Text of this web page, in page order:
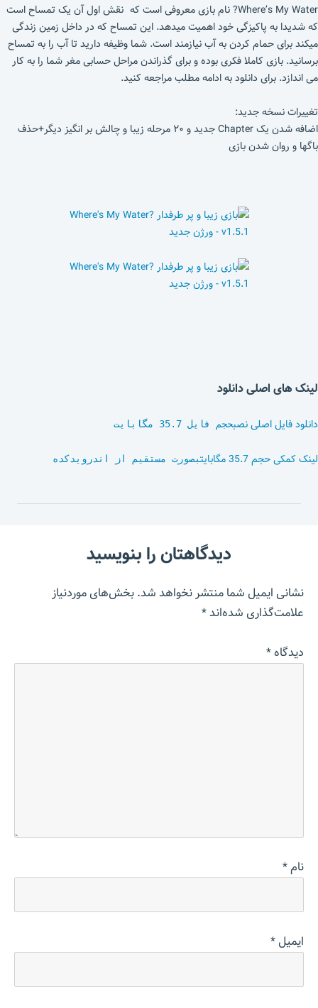
Where’s My Water? نام بازی معروفی است که نقش اول آن یک تمساح است
که شدیدا به پاکیزگی خود اهمیت میدهد. این تمساح که در داخل زمین زندگی
میکند برای حمام کردن به آب نیازمند است. شما وظیفه دارید تا آب را به تمساح
برسانید. بازی کاملا فکری بوده و برای گذراندن مراحل حسابی مغر شما را به کار
می اندازد. برای دانلود به ادامه مطلب مراجعه کنید.
تغییرات نسخه جدید:
اضافه شدن یک Chapter جدید و ۲۰ مرحله زیبا و چالش بر انگیز دیگر+حذف
باگها و روان شدن بازی
لینک های اصلی دانلود
دانلود فایل اصلی نصبحجم فایل 35.7 مگابایت
لینک کمکی حجم 35.7 مگابایت بصورت مستقیم از اندرویدکده
دیدگاهتان را بنویسید
نشانی ایمیل شما منتشر نخواهد شد.بخش‌های موردنیاز
علامت‌گذاری شده‌اند*
دیدگاه*
نام*
ایمیل*